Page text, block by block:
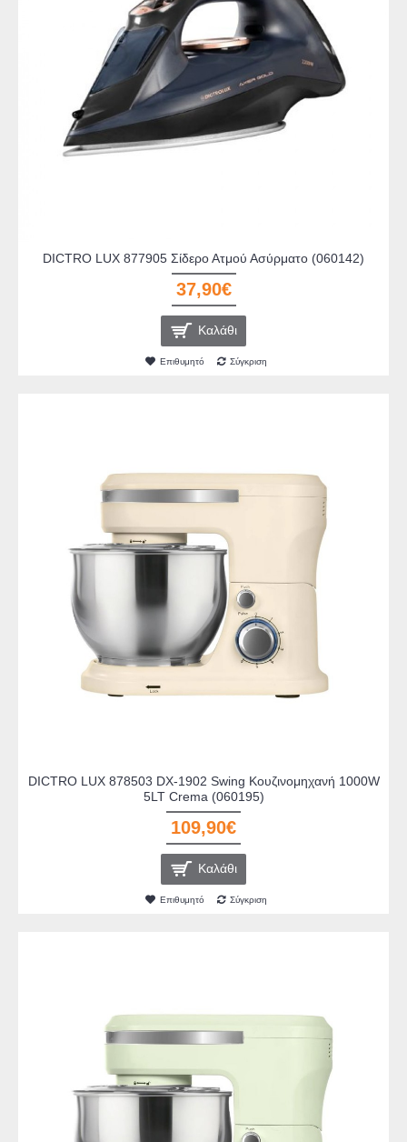
DICTRO LUX 877905 Σίδερο Ατμού Ασύρματο (060142)
37,90€
Καλάθι
Επιθυμητό Σύγκριση
DICTRO LUX 878503 DX-1902 Swing Κουζινομηχανή 1000W
5LT Crema (060195)
109,90€
Καλάθι
Επιθυμητό Σύγκριση